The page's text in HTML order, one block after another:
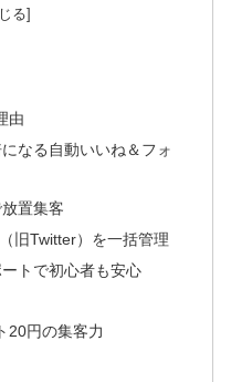
由
なる自動いいね＆フォ
置集客
旧Twitter）を一括管理
トで初心者も安心
20円の集客力